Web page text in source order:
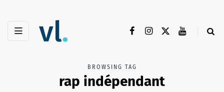
BROWSING TAG
rap indépendant